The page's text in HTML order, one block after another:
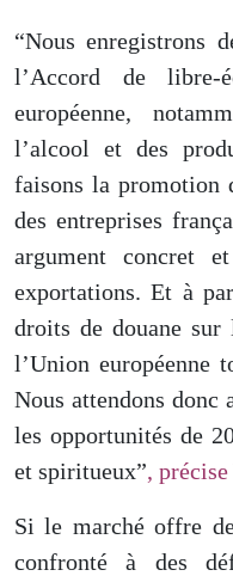
“Nous enregistrons
l’Accord de libre-
européenne,
l’alcool et des
faisons la promotion
des entreprises
argument concret
exportations. Et à
droits de douane sur
l’Union européenne
Nous attendons donc
les opportunités de
et spiritueux”,
Si le marché offre
confronté à des